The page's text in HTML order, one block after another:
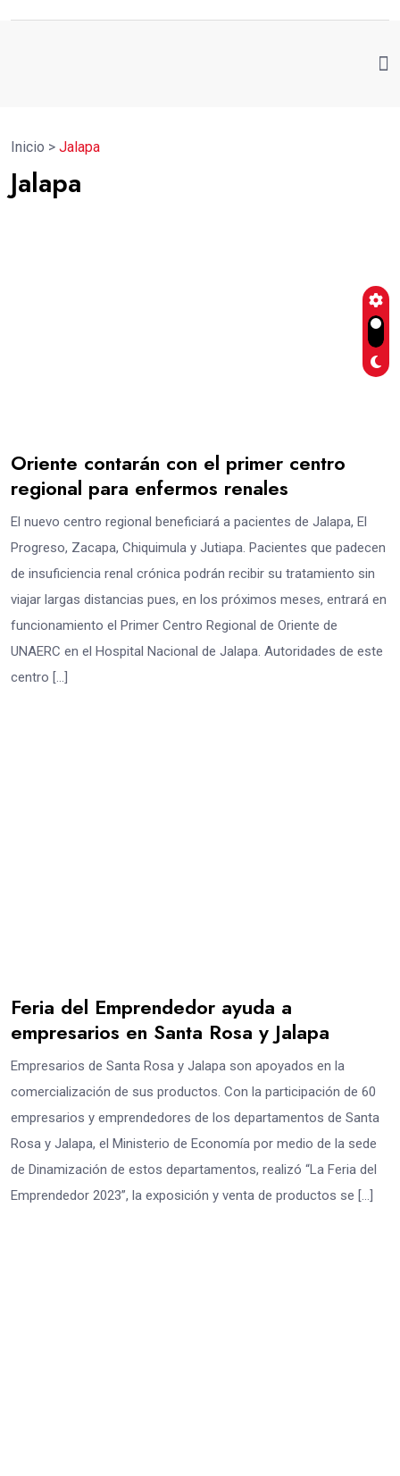
Inicio > Jalapa
Jalapa
Oriente contarán con el primer centro
regional para enfermos renales
El nuevo centro regional beneficiará a pacientes de Jalapa, El
Progreso, Zacapa, Chiquimula y Jutiapa. Pacientes que padecen
de insuficiencia renal crónica podrán recibir su tratamiento sin
viajar largas distancias pues, en los próximos meses, entrará en
funcionamiento el Primer Centro Regional de Oriente de
UNAERC en el Hospital Nacional de Jalapa. Autoridades de este
centro […]
Feria del Emprendedor ayuda a
empresarios en Santa Rosa y Jalapa
Empresarios de Santa Rosa y Jalapa son apoyados en la
comercialización de sus productos. Con la participación de 60
empresarios y emprendedores de los departamentos de Santa
Rosa y Jalapa, el Ministerio de Economía por medio de la sede
de Dinamización de estos departamentos, realizó “La Feria del
Emprendedor 2023”, la exposición y venta de productos se […]